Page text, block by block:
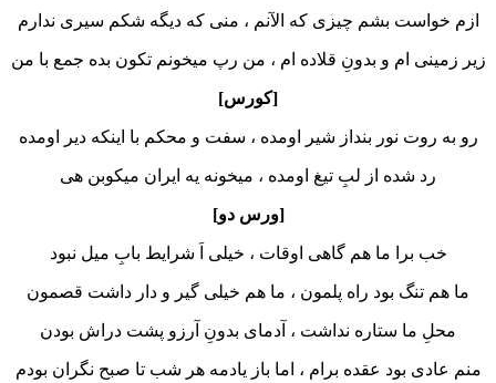
ازم خواست بشم چیزی که الآنم ، منی که دیگه شکم سیری ندارم
زیر زمینی ام و بدونِ قلاده ام ، من رپ میخونم تکون بده جمع با من
[کورس]
رو به روت نور بنداز شیر اومده ، سفت و محکم با اینکه دیر اومده
رد شده از لبِ تیغ اومده ، میخونه یه ایران میکوبن هی
[ورس دو]
خب برا ما هم گاهی اوقات ، خیلی اَ شرایط بابِ میل نبود
ما هم تنگ بود راه پلمون ، ما هم خیلی گیر و دار داشت قصمون
محلِ ما ستاره نداشت ، آدمای بدونِ آرزو پشت دراش بودن
منم عادی بود عقده برام ، اما باز یادمه هر شب تا صبح نگران بودم